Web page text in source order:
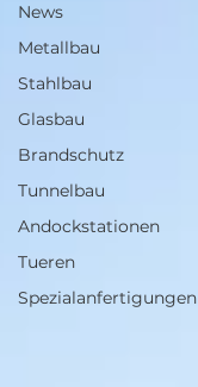
News
Metallbau
Stahlbau
Glasbau
Brandschutz
Tunnelbau
Andockstationen
Tueren
Spezialanfertigungen